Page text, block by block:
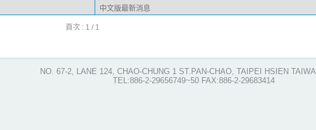
中文版最新消息
頁次 : 1 / 1
NO. 67-2, LANE 124, CHAO-CHUNG 1 ST.PAN-CHAO, TAIPEI HSIEN
TEL:886-2-29656749~50 FAX:886-2-29683414